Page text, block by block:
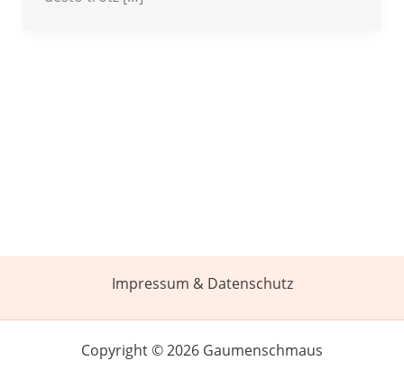
Impressum & Datenschutz
Copyright © 2026 Gaumenschmaus